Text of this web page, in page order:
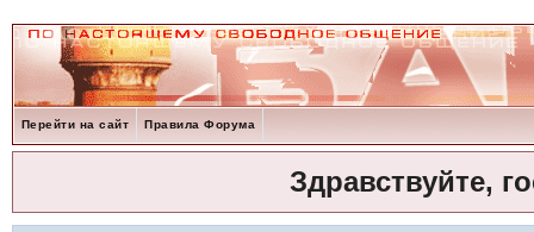
Перейти на сайт Правила Форума
Здравствуйте,